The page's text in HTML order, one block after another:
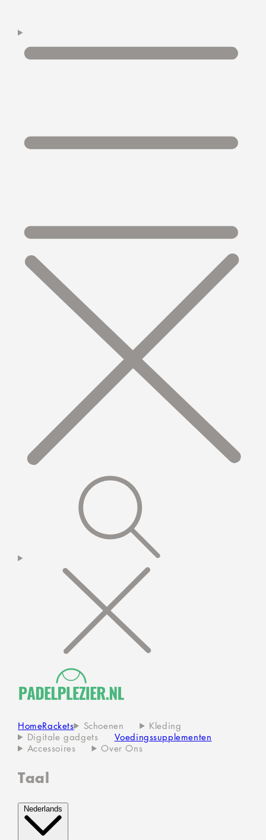
HomeRackets Schoenen
Kleding
Digitale gadgets
Voedingssupplementen
Accessoires
Over Ons
Taal
Nederlands